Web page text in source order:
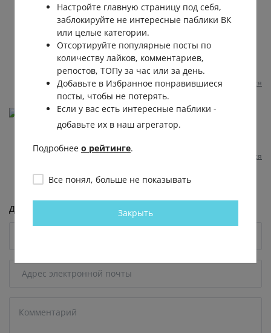
Sergey Kozlov
Matti, Какая плять демократия? 🤣
демократия и Россия несовместимые
вещи
3 несколько месяцев назад
Пожаловаться
Джим Де Гриз
Ему самому нужен охранник)
3 несколько месяцев назад
Пожаловаться
Добавить комментарий
Настройте главную страницу под себя,
заблокируйте не интересные паблики ВК
или целые категории.
Отсортируйте популярные посты по
количеству лайков, комментариев,
репостов, ТОПу за час или за день.
Добавьте в Избранное понравившиеся
посты, чтобы не потерять.
Если у вас есть интересные паблики -
добавьте их в наш агрегатор.
Подробнее о рейтинге.
Все понял, больше не показывать
Закрыть